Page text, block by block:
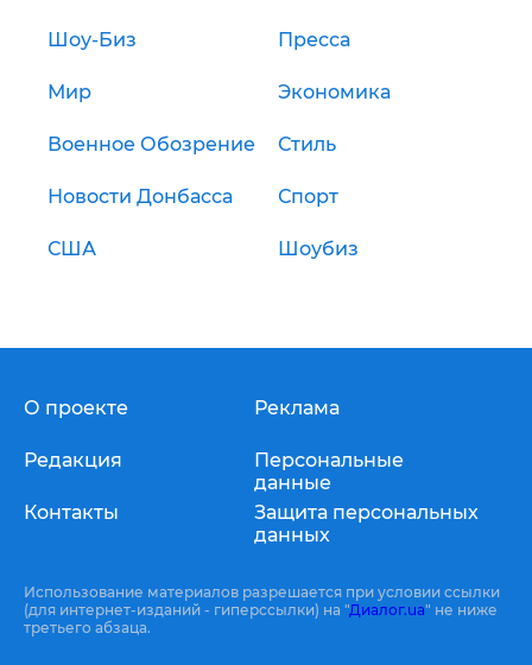
Шоу-Биз Пресса
Мир Экономика
Военное Обозрение Стиль
Новости Донбасса Спорт
США Шоубиз
О проекте
Редакция
Контакты
Реклама
Персональные
данные
Защита персональных
данных
Использование материалов разрешается при условии ссылки
(для интернет-изданий - гиперссылки) на "Диалог.ua" не ниже
третьего абзаца.